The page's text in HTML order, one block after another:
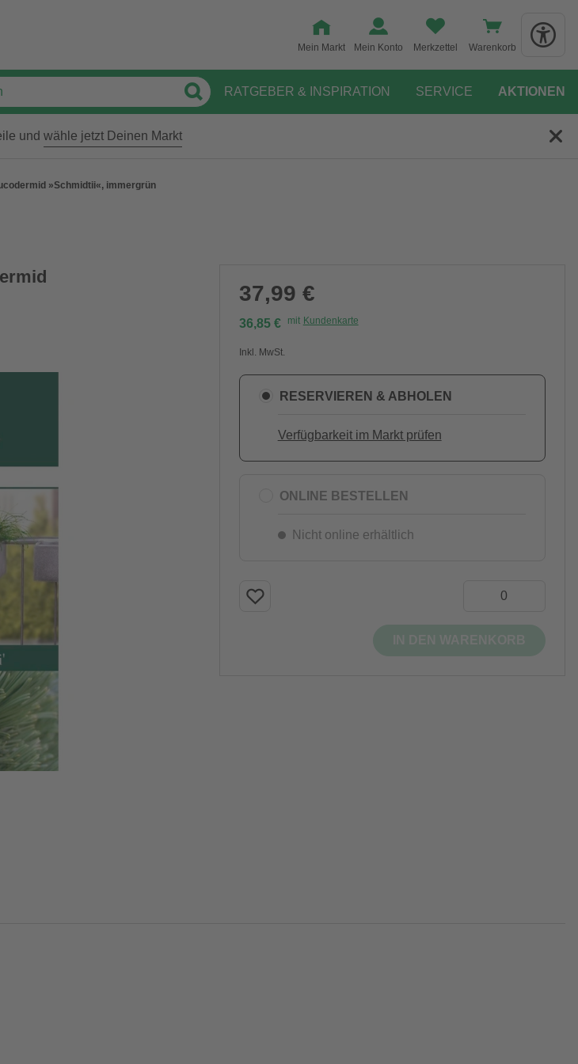
Mein Markt Mein Konto Merkzettel Warenkorb
RATGEBER & INSPIRATION SERVICE AKTIONEN
und wähle jetzt Deinen Markt
»Schmidtii«, immergrün
37,99 €
36,85 € mit Kundenkarte
Inkl. MwSt.
RESERVIEREN & ABHOLEN
Verfügbarkeit im Markt prüfen
ONLINE BESTELLEN
Nicht online erhältlich